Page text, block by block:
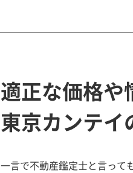
適正な価格や
東京カンテイ
一言で不動産鑑定士と言って